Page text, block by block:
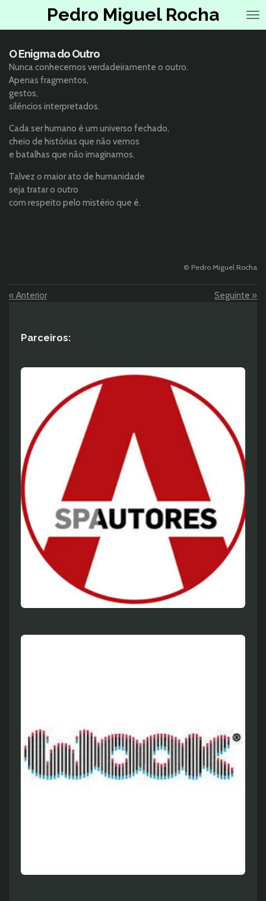
conteúdo
principal
Pedro Miguel Rocha
O Enigma do Outro
Nunca conhecemos verdadeiramente o outro.
Apenas fragmentos,
gestos,
silêncios interpretados.
Cada ser humano é um universo fechado,
cheio de histórias que não vemos
e batalhas que não imaginamos.
Talvez o maior ato de humanidade
seja tratar o outro
com respeito pelo mistério que é.
© Pedro Miguel Rocha
« Anterior Seguinte »
Parceiros: